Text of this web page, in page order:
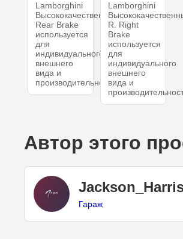
Lamborghini
Высококачественный
Rear Brake
используется
для
индивидуального
внешнего
вида и
производительности.
Lamborghini
R. Right
Brake
используется
для
индивидуального
внешнего
вида и
Автор этого
Гараж